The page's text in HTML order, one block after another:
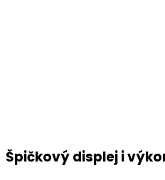
Špičkový displej i